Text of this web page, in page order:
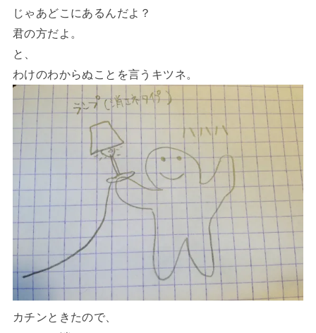
じゃあどこにあるんだよ？
君の方だよ。
と、
わけのわからぬことを言うキツネ。
カチンときたので、